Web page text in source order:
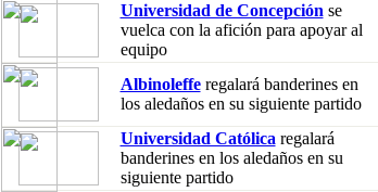
Universidad de Concepción se
vuelca con la afición para apoyar al
equipo
Albinolefferegalará banderines en
los aledaños en su siguiente partido
Universidad Católica regalará
banderines en los aledaños en su
siguiente partido